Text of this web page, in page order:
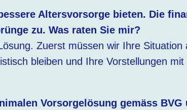
Altersvorsorge bieten. Die
zu. Was raten Sie mir?
Zuerst müssen wir Ihre
bleiben und Ihre Vorstellungen
Vorsorgelösung gemäss BVG